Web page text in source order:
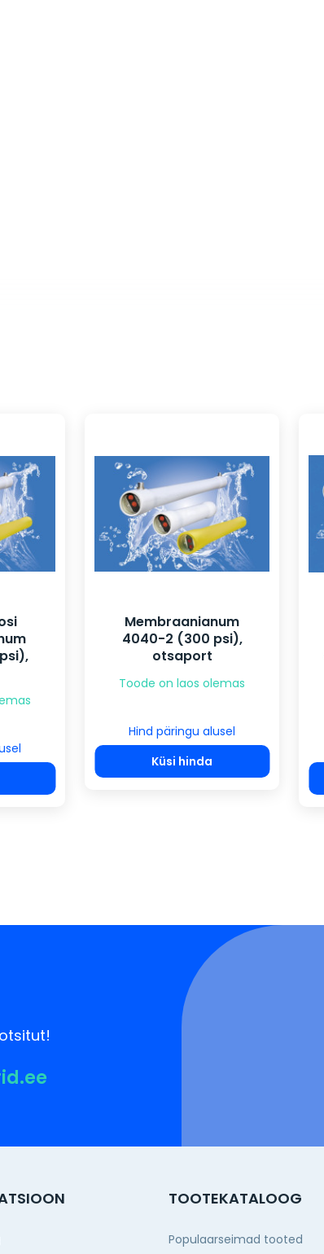
Membraanianum
4040-2 (300 psi),
otsaport
Toode on laos olemas
Hind päringu alusel
Küsi hinda
TOOTEKATALOOG
Populaarseimad tooted